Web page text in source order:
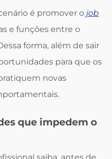
é promover o job
e funções entre o
forma, além de sair
para que os
novas
que impedem o